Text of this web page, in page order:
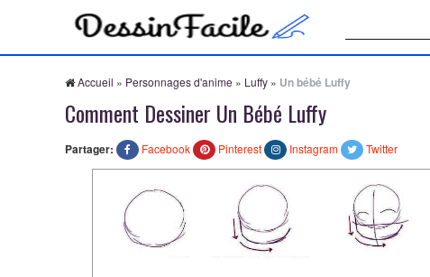
Accueil » Personnages d'anime » Luffy » Un bébé Luffy
Comment Dessiner Un Bébé Luffy
Partager: Facebook Pinterest Instagram Twitter